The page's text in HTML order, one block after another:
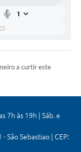
a curtir este
7h às 19h | Sáb. e
São Sebastiao | CEP: